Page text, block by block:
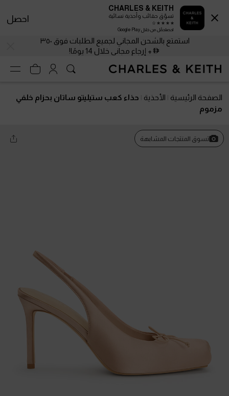
استمتع بالشحن المجاني لجميع الطلبات فوق ٣٥٠
+ إرجاع مجاني خلال 14 يومًا!
الصفحة الرئيسية الأحذية
حذاء كعب ستيليتو ساتان بحزام خلفي
مزموم
تسوق المنتجات المشابهة
CHARLES & KEITH
تسوّق حقائب وأحذية نسائية
احصلحمّل من خلال Google Play
احصل